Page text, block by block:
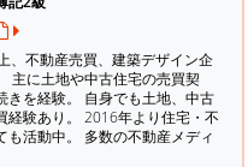
、不動産売買、建築デザイン企
主に土地や中古住宅の売買契
を経験。 自身でも土地、中古
経験あり。 2016年より住宅・不
も活動中。 多数の不動産メディ